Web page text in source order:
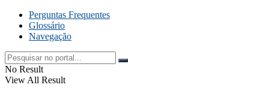
Perguntas Frequentes
Glossário
Navegação
No Result
View All Result